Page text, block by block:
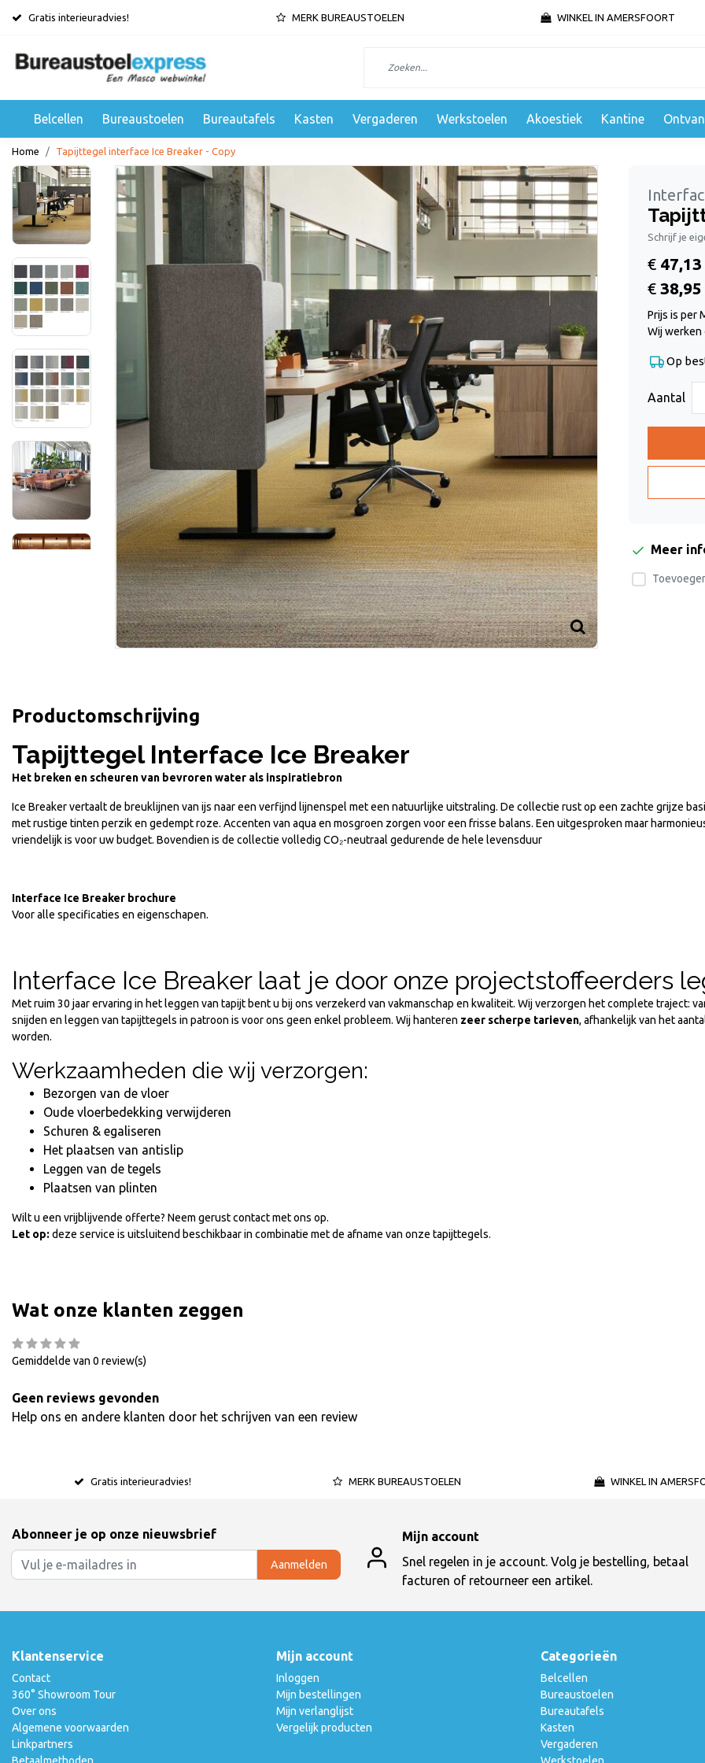
Gratis interieuradvies! MERK BUREAUSTOELEN WINKEL IN AMERSFOORT
Belcellen Bureaustoelen Bureautafels Kasten Vergaderen Werkstoelen Akoestiek Kantine
Home Tapijttegel interface Ice Breaker - Copy
Schrijf je
€ 47,13
€ 38,95
Prijs is per
Wij
Op
Aantal
Meer
Productomschrijving
Tapijttegel Interface Ice Breaker
Het breken en scheuren van bevroren water als inspiratiebron
Ice Breaker vertaalt de breuklijnen van ijs naar een verfijnd lijnenspel met een natuurlijke uitstraling. De collectie rust op een zachte grijze
met rustige tinten perzik en gedempt roze. Accenten van aqua en mosgroen zorgen voor een frisse balans. Een uitgesproken maar
vriendelijk is voor uw budget. Bovendien is de collectie volledig CO₂-neutraal gedurende de hele levensduur
Interface Ice Breaker brochure
Voor alle specificaties en eigenschapen.
Interface Ice Breaker laat je door onze projectstoffeerders
Met ruim 30 jaar ervaring in het leggen van tapijt bent u bij ons verzekerd van vakmanschap en kwaliteit. Wij verzorgen het complete traject:
snijden en leggen van tapijttegels in patroon is voor ons geen enkel probleem. Wij hanteren zeer scherpe tarieven, afhankelijk van het
worden.
Werkzaamheden die wij verzorgen:
Bezorgen van de vloer
Oude vloerbedekking verwijderen
Schuren & egaliseren
Het plaatsen van antislip
Leggen van de tegels
Plaatsen van plinten
Wilt u een vrijblijvende offerte? Neem gerust contact met ons op.
Let op: deze service is uitsluitend beschikbaar in combinatie met de afname van onze tapijttegels.
Wat onze klanten zeggen
Gemiddelde van 0 review(s)
Geen reviews gevonden
Help ons en andere klanten door het schrijven van een review
Gratis interieuradvies! MERK BUREAUSTOELEN WINKEL IN
Abonneer je op onze nieuwsbrief
Aanmelden
Mijn account
Snel regelen in je account. Volg je bestelling, betaal
facturen of retourneer een artikel.
Klantenservice
Contact
360° Showroom Tour
Over ons
Algemene voorwaarden
Linkpartners
Mijn account
Inloggen
Mijn bestellingen
Mijn verlanglijst
Vergelijk producten
Categorieën
Belcellen
Bureaustoelen
Bureautafels
Kasten
Vergaderen